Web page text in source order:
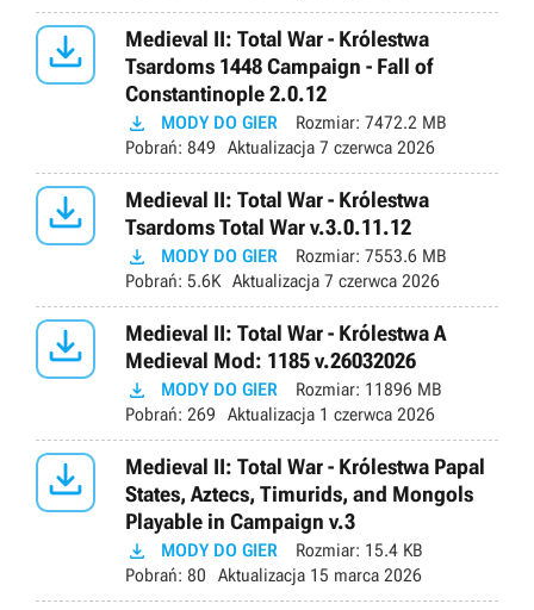

Medieval II: Total War - Królestwa
Tsardoms 1448 Campaign - Fall of
Constantinople 2.0.12
 MODY DO GIER Rozmiar: 7472.2 MB
Pobrań: 849 Aktualizacja 7 czerwca 2026

Medieval II: Total War - Królestwa
Tsardoms Total War v.3.0.11.12
 MODY DO GIER Rozmiar: 7553.6 MB
Pobrań: 5.6K Aktualizacja 7 czerwca 2026

Medieval II: Total War - Królestwa A
Medieval Mod: 1185 v.26032026
 MODY DO GIER Rozmiar: 11896 MB
Pobrań: 269 Aktualizacja 1 czerwca 2026

Medieval II: Total War - Królestwa Papal
States, Aztecs, Timurids, and Mongols
Playable in Campaign v.3
 MODY DO GIER Rozmiar: 15.4 KB
Pobrań: 80 Aktualizacja 15 marca 2026